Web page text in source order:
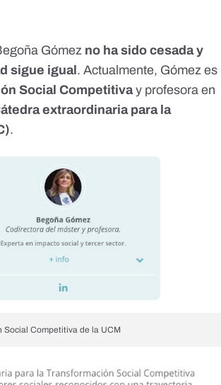
Gómez no ha sido cesada y
sigue igual. Actualmente, Gómez es
Social Competitivay profesora en
extraordinaria para la
.
Social Competitiva de la UCM